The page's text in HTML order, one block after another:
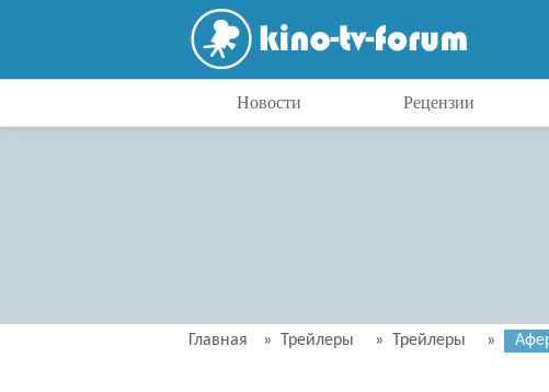
Новости Рецензии
Главная » Трейлеры » Трейлеры »